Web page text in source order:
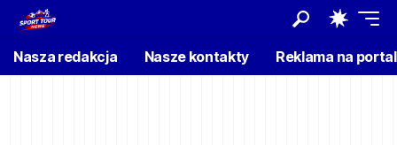
Nasza redakcja Nasze kontakty Reklama na